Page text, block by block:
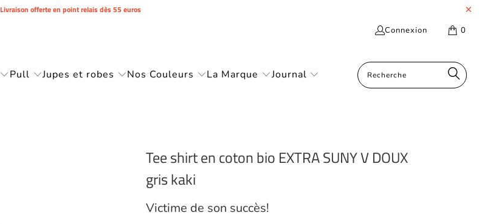
Livraison offerte en point relais dès 55 euros
Connexion 0
Pull Jupes et robes Nos Couleurs La Marque Journal
Tee shirt en coton bio EXTRA SUNY V DOUX
gris kaki
Victime de son succès!